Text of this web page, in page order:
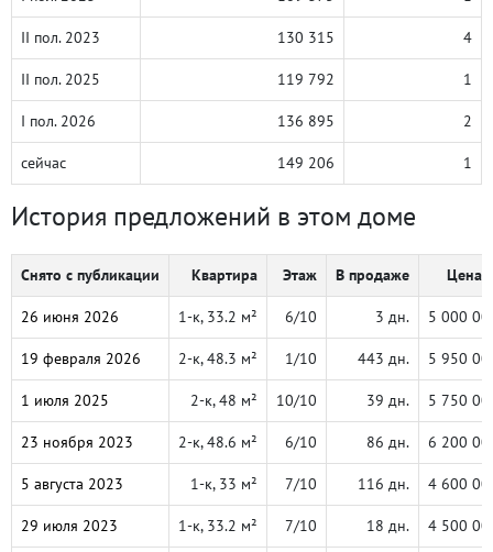
II пол. 2023 130 315 4
II пол. 2025 119 792 1
I пол. 2026 136 895 2
сейчас 149 206 1
История предложений в этом доме
Снято с публикации Квартира Этаж В продаже Цена,
26 июня 2026 1-к, 33.2 м² 6/10 3 дн. 5 000
19 февраля 2026 2-к, 48.3 м² 1/10 443 дн. 5 950
1 июля 2025 2-к, 48 м² 10/10 39 дн. 5 750
23 ноября 2023 2-к, 48.6 м² 6/10 86 дн. 6 200
5 августа 2023 1-к, 33 м² 7/10 116 дн. 4 600
29 июля 2023 1-к, 33.2 м² 7/10 18 дн. 4 500